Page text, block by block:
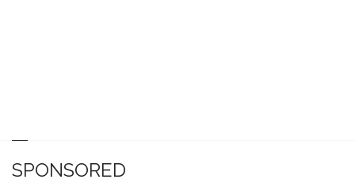
SPONSORED